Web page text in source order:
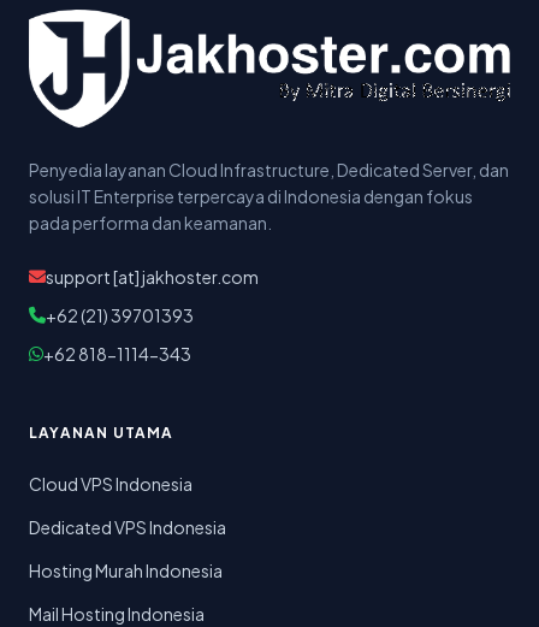
Penyedia layanan Cloud Infrastructure, Dedicated Server, dan
solusi IT Enterprise terpercaya di Indonesia dengan fokus
pada performa dan keamanan.
support [at] jakhoster.com
+62 (21) 39701393
+62 818-1114-343
LAYANAN UTAMA
Cloud VPS Indonesia
Dedicated VPS Indonesia
Hosting Murah Indonesia
Mail Hosting Indonesia